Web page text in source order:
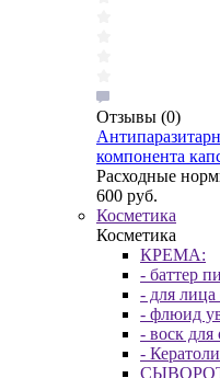
Отзывы (0)
компонента
Расходные
600 руб.
Косметика
Косметика
КРЕМА:
- баттер
- для
- флюид
- воск для
-